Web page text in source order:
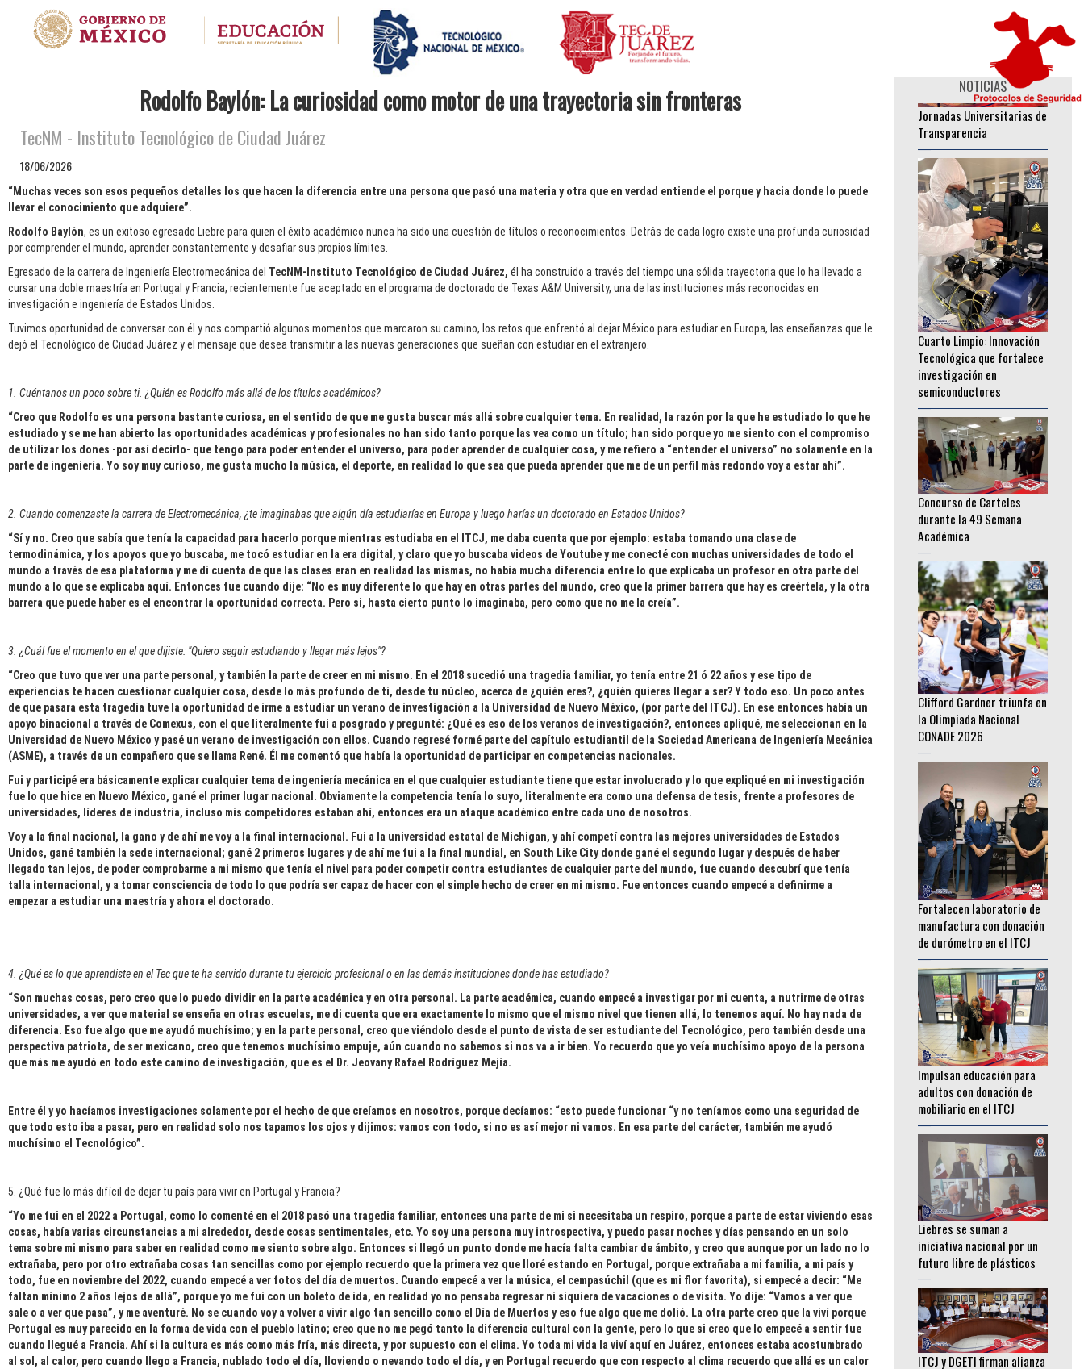
Rodolfo Baylón: La curiosidad como motor de una trayectoria sin fronteras
TecNM - Instituto Tecnológico de Ciudad Juárez
18/06/2026
“Muchas veces son esos pequeños detalles los que hacen la diferencia entre una persona que pasó una materia y otra que en verdad entiende el porque y hacia donde lo puede
llevar el conocimiento que adquiere”.
Rodolfo Baylón, es un exitoso egresado Liebre para quien el éxito académico nunca ha sido una cuestión de títulos o reconocimientos. Detrás de cada logro existe una profunda curiosidad
por comprender el mundo, aprender constantemente y desafiar sus propios límites.
Egresado de la carrera de Ingeniería Electromecánica del TecNM-Instituto Tecnológico de Ciudad Juárez, él ha construido a través del tiempo una sólida trayectoria que lo ha llevado a
cursar una doble maestría en Portugal y Francia, recientemente fue aceptado en el programa de doctorado de Texas A&M University, una de las instituciones más reconocidas en
investigación e ingeniería de Estados Unidos.
Tuvimos oportunidad de conversar con él y nos compartió algunos momentos que marcaron su camino, los retos que enfrentó al dejar México para estudiar en Europa, las enseñanzas que le
dejó el Tecnológico de Ciudad Juárez y el mensaje que desea transmitir a las nuevas generaciones que sueñan con estudiar en el extranjero.
1. Cuéntanos un poco sobre ti. ¿Quién es Rodolfo más allá de los títulos académicos?
“Creo que Rodolfo es una persona bastante curiosa, en el sentido de que me gusta buscar más allá sobre cualquier tema. En realidad, la razón por la que he estudiado lo que he
estudiado y se me han abierto las oportunidades académicas y profesionales no han sido tanto porque las vea como un título; han sido porque yo me siento con el compromiso
de utilizar los dones -por así decirlo- que tengo para poder entender el universo, para poder aprender de cualquier cosa, y me refiero a “entender el universo” no solamente en la
parte de ingeniería. Yo soy muy curioso, me gusta mucho la música, el deporte, en realidad lo que sea que pueda aprender que me de un perfil más redondo voy a estar ahí”.
2. Cuando comenzaste la carrera de Electromecánica, ¿te imaginabas que algún día estudiarías en Europa y luego harías un doctorado en Estados Unidos?
“Sí y no. Creo que sabía que tenía la capacidad para hacerlo porque mientras estudiaba en el ITCJ, me daba cuenta que por ejemplo: estaba tomando una clase de
termodinámica, y los apoyos que yo buscaba, me tocó estudiar en la era digital, y claro que yo buscaba videos de Youtube y me conecté con muchas universidades de todo el
mundo a través de esa plataforma y me di cuenta de que las clases eran en realidad las mismas, no había mucha diferencia entre lo que explicaba un profesor en otra parte del
mundo a lo que se explicaba aquí. Entonces fue cuando dije: “No es muy diferente lo que hay en otras partes del mundo, creo que la primer barrera que hay es creértela, y la otra
barrera que puede haber es el encontrar la oportunidad correcta. Pero si, hasta cierto punto lo imaginaba, pero como que no me la creía”.
3. ¿Cuál fue el momento en el que dijiste: "Quiero seguir estudiando y llegar más lejos"?
“Creo que tuvo que ver una parte personal, y también la parte de creer en mi mismo. En el 2018 sucedió una tragedia familiar, yo tenía entre 21 ó 22 años y ese tipo de
experiencias te hacen cuestionar cualquier cosa, desde lo más profundo de ti, desde tu núcleo, acerca de ¿quién eres?, ¿quién quieres llegar a ser? Y todo eso. Un poco antes
de que pasara esta tragedia tuve la oportunidad de irme a estudiar un verano de investigación a la Universidad de Nuevo México, (por parte del ITCJ). En ese entonces había un
apoyo binacional a través de Comexus, con el que literalmente fui a posgrado y pregunté: ¿Qué es eso de los veranos de investigación?, entonces apliqué, me seleccionan en la
Universidad de Nuevo México y pasé un verano de investigación con ellos. Cuando regresé formé parte del capítulo estudiantil de la Sociedad Americana de Ingeniería Mecánica
(ASME), a través de un compañero que se llama René. Él me comentó que había la oportunidad de participar en competencias nacionales.
Fui y participé era básicamente explicar cualquier tema de ingeniería mecánica en el que cualquier estudiante tiene que estar involucrado y lo que expliqué en mi investigación
fue lo que hice en Nuevo México, gané el primer lugar nacional. Obviamente la competencia tenía lo suyo, literalmente era como una defensa de tesis, frente a profesores de
universidades, líderes de industria, incluso mis competidores estaban ahí, entonces era un ataque académico entre cada uno de nosotros.
Voy a la final nacional, la gano y de ahí me voy a la final internacional. Fui a la universidad estatal de Michigan, y ahí competí contra las mejores universidades de Estados
Unidos, gané también la sede internacional; gané 2 primeros lugares y de ahí me fui a la final mundial, en South Like City donde gané el segundo lugar y después de haber
llegado tan lejos, de poder comprobarme a mi mismo que tenía el nivel para poder competir contra estudiantes de cualquier parte del mundo, fue cuando descubrí que tenía
talla internacional, y a tomar consciencia de todo lo que podría ser capaz de hacer con el simple hecho de creer en mi mismo. Fue entonces cuando empecé a definirme a
empezar a estudiar una maestría y ahora el doctorado.
4. ¿Qué es lo que aprendiste en el Tec que te ha servido durante tu ejercicio profesional o en las demás instituciones donde has estudiado?
“Son muchas cosas, pero creo que lo puedo dividir en la parte académica y en otra personal. La parte académica, cuando empecé a investigar por mi cuenta, a nutrirme de otras
universidades, a ver que material se enseña en otras escuelas, me di cuenta que era exactamente lo mismo que el mismo nivel que tienen allá, lo tenemos aquí. No hay nada de
diferencia. Eso fue algo que me ayudó muchísimo; y en la parte personal, creo que viéndolo desde el punto de vista de ser estudiante del Tecnológico, pero también desde una
perspectiva patriota, de ser mexicano, creo que tenemos muchísimo empuje, aún cuando no sabemos si nos va a ir bien. Yo recuerdo que yo veía muchísimo apoyo de la persona
que más me ayudó en todo este camino de investigación, que es el Dr. Jeovany Rafael Rodríguez Mejía.
Entre él y yo hacíamos investigaciones solamente por el hecho de que creíamos en nosotros, porque decíamos: “esto puede funcionar “y no teníamos como una seguridad de
que todo esto iba a pasar, pero en realidad solo nos tapamos los ojos y dijimos: vamos con todo, si no es así mejor ni vamos. En esa parte del carácter, también me ayudó
muchísimo el Tecnológico”.
5. ¿Qué fue lo más difícil de dejar tu país para vivir en Portugal y Francia?
“Yo me fui en el 2022 a Portugal, como lo comenté en el 2018 pasó una tragedia familiar, entonces una parte de mi si necesitaba un respiro, porque a parte de estar viviendo esas
cosas, había varias circunstancias a mi alrededor, desde cosas sentimentales, etc. Yo soy una persona muy introspectiva, y puedo pasar noches y días pensando en un solo
tema sobre mi mismo para saber en realidad como me siento sobre algo. Entonces si llegó un punto donde me hacía falta cambiar de ámbito, y creo que aunque por un lado no lo
extrañaba, pero por otro extrañaba cosas tan sencillas como por ejemplo recuerdo que la primera vez que lloré estando en Portugal, porque extrañaba a mi familia, a mi país y
todo, fue en noviembre del 2022, cuando empecé a ver fotos del día de muertos. Cuando empecé a ver la música, el cempasúchil (que es mi flor favorita), si empecé a decir: “Me
faltan mínimo 2 años lejos de allá”, porque yo me fui con un boleto de ida, en realidad yo no pensaba regresar ni siquiera de vacaciones o de visita. Yo dije: “Vamos a ver que
sale o a ver que pasa”, y me aventuré. No se cuando voy a volver a vivir algo tan sencillo como el Día de Muertos y eso fue algo que me dolió. La otra parte creo que la viví porque
Portugal es muy parecido en la forma de vida con el pueblo latino; creo que no me pegó tanto la diferencia cultural con la gente, pero lo que si creo que lo empecé a sentir fue
cuando llegué a Francia. Ahí si la cultura es más como más fría, más directa, y por supuesto con el clima. Yo toda mi vida la viví aquí en Juárez, entonces estaba acostumbrado
al sol, al calor, pero cuando llego a Francia, nublado todo el día, lloviendo o nevando todo el día, y en Portugal recuerdo que con respecto al clima recuerdo que allá es un calor
NOTICIAS
Jornadas Universitarias de
Transparencia
Cuarto Limpio: Innovación
Tecnológica que fortalece
investigación en
semiconductores
Concurso de Carteles
durante la 49 Semana
Académica
Clifford Gardner triunfa en
la Olimpiada Nacional
CONADE 2026
Fortalecen laboratorio de
manufactura con donación
de durómetro en el ITCJ
Impulsan educación para
adultos con donación de
mobiliario en el ITCJ
Liebres se suman a
iniciativa nacional por un
futuro libre de plásticos
ITCJ y DGETI firman alianza
en beneficio de la juventud